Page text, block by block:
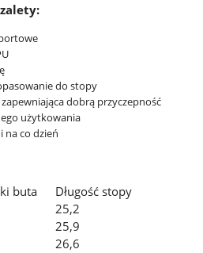
do stopy
dobrą przyczepność
użytkowania
na co dzień
buta
Długość stopy
25,2
25,9
26,6